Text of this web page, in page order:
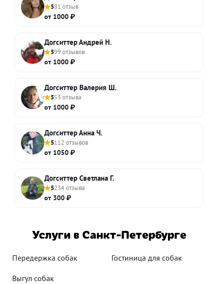
581 отзыв
от 1000 ₽
Догситтер Андрей Н.
599 отзывов
от 1000 ₽
Догситтер Валерия Ш.
553 отзыва
от 1000 ₽
Догситтер Анна Ч.
5112 отзывов
от 1050 ₽
Догситтер Светлана Г.
5234 отзыва
от 300 ₽
Услуги в Санкт-Петербурге
Передержка собак Гостиница для собак
Выгул собак